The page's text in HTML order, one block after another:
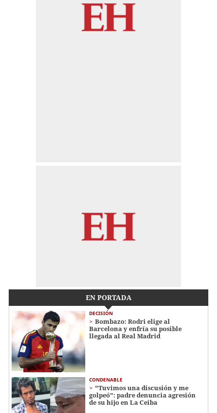
EN PORTADA
DECISIÓN
Bombazo: Rodri elige al
Barcelona y enfría su posible
llegada al Real Madrid
CONDENABLE
"Tuvimos una discusión y me
golpeó": padre denuncia agresión
de su hijo en La Ceiba